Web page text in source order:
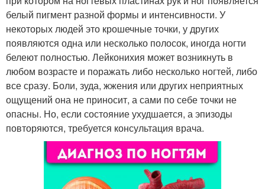
белый пигмент разной формы и интенсивности. У
некоторых людей это крошечные точки, у других
появляются одна или несколько полосок, иногда ногти
белеют полностью. Лейконихия может возникнуть в
любом возрасте и поражать либо несколько ногтей, либо
все сразу. Боли, зуда, жжения или других неприятных
ощущений она не приносит, а сами по себе точки не
опасны. Но, если состояние ухудшается, а эпизоды
повторяются, требуется консультация врача.